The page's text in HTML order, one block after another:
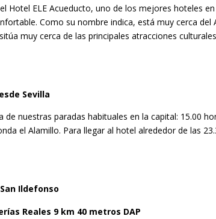
Hotel ELE Acueducto, uno de los mejores hoteles
Como su nombre indica, está muy cerca
muy cerca de las principales atracciones
Sevilla
de nuestras paradas habituales en la capital: 15.00
el Alamillo. Para llegar al hotel alrededor de las
Ildefonso
Reales 9 km 40 metros DAP